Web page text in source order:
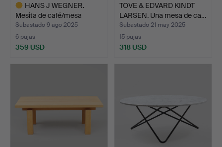
HANS J WEGNER.
Mesita de café/mesa
auxilia…
Subastado 9 ago 2025
6 pujas
359 USD
TOVE & EDVARD KINDT
LARSEN. Una mesa de ca…
Subastado 21 may 2025
15 pujas
318 USD